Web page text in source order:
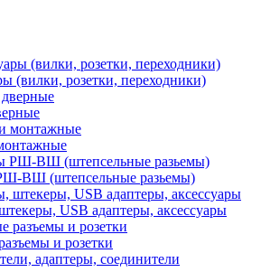
(вилки, розетки, переходники)
ВШ (штепсельные разьемы)
USB адаптеры, аксессуары
и розетки